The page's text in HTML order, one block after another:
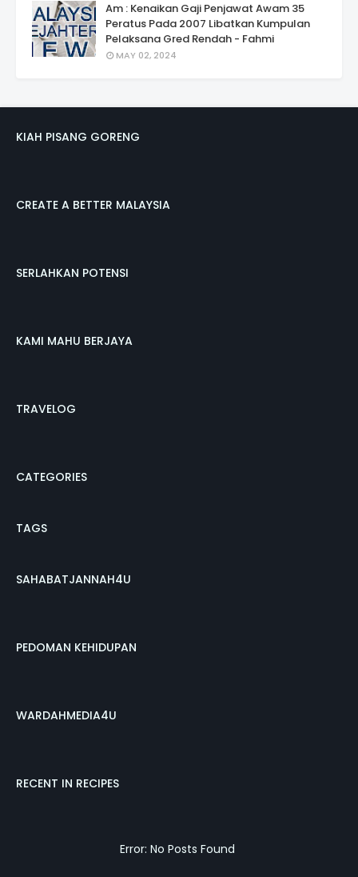
Am : Kenaikan Gaji Penjawat Awam 35
Peratus Pada 2007 Libatkan Kumpulan
Pelaksana Gred Rendah - Fahmi
MAY 02, 2024
KIAH PISANG GORENG
CREATE A BETTER MALAYSIA
SERLAHKAN POTENSI
KAMI MAHU BERJAYA
TRAVELOG
CATEGORIES
TAGS
SAHABATJANNAH4U
PEDOMAN KEHIDUPAN
WARDAHMEDIA4U
RECENT IN RECIPES
Error: No Posts Found